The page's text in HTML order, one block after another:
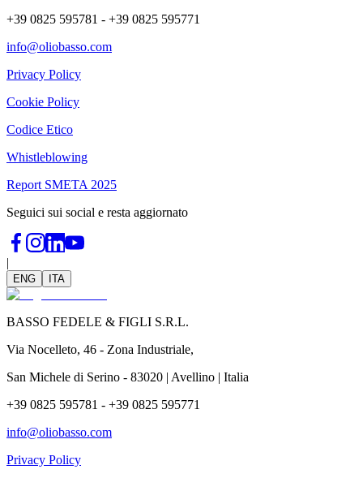
+39 0825 595781 - +39 0825 595771
info@oliobasso.com
Privacy Policy
Cookie Policy
Codice Etico
Whistleblowing
Report SMETA 2025
Seguici sui social e resta aggiornato
|
ENG ITA
BASSO FEDELE & FIGLI S.R.L.
Via Nocelleto, 46 - Zona Industriale,
San Michele di Serino - 83020 | Avellino | Italia
+39 0825 595781 - +39 0825 595771
info@oliobasso.com
Privacy Policy